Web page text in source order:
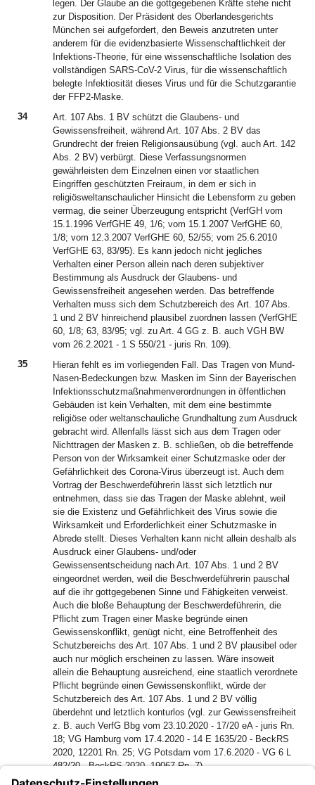
legen. Der Glaube an die gottgegebenen Kräfte stehe nicht
zur Disposition. Der Präsident des Oberlandesgerichts
München sei aufgefordert, den Beweis anzutreten unter
anderem für die evidenzbasierte Wissenschaftlichkeit der
Infektions-Theorie, für eine wissenschaftliche Isolation des
vollständigen SARS-CoV-2 Virus, für die wissenschaftlich
belegte Infektiosität dieses Virus und für die Schutzgarantie
der FFP2-Maske.
34
Art. 107 Abs. 1 BV schützt die Glaubens- und
Gewissensfreiheit, während Art. 107 Abs. 2 BV das
Grundrecht der freien Religionsausübung (vgl. auch Art. 142
Abs. 2 BV) verbürgt. Diese Verfassungsnormen
gewährleisten dem Einzelnen einen vor staatlichen
Eingriffen geschützten Freiraum, in dem er sich in
religiösweltanschaulicher Hinsicht die Lebensform zu geben
vermag, die seiner Überzeugung entspricht (VerfGH vom
15.1.1996 VerfGHE 49, 1/6; vom 15.1.2007 VerfGHE 60,
1/8; vom 12.3.2007 VerfGHE 60, 52/55; vom 25.6.2010
VerfGHE 63, 83/95). Es kann jedoch nicht jegliches
Verhalten einer Person allein nach deren subjektiver
Bestimmung als Ausdruck der Glaubens- und
Gewissensfreiheit angesehen werden. Das betreffende
Verhalten muss sich dem Schutzbereich des Art. 107 Abs.
1 und 2 BV hinreichend plausibel zuordnen lassen (VerfGHE
60, 1/8; 63, 83/95; vgl. zu Art. 4 GG z. B. auch VGH BW
vom 26.2.2021 - 1 S 550/21 - juris Rn. 109).
35
Hieran fehlt es im vorliegenden Fall. Das Tragen von Mund-
Nasen-Bedeckungen bzw. Masken im Sinn der Bayerischen
Infektionsschutzmaßnahmenverordnungen in öffentlichen
Gebäuden ist kein Verhalten, mit dem eine bestimmte
religiöse oder weltanschauliche Grundhaltung zum Ausdruck
gebracht wird. Allenfalls lässt sich aus dem Tragen oder
Nichttragen der Masken z. B. schließen, ob die betreffende
Person von der Wirksamkeit einer Schutzmaske oder der
Gefährlichkeit des Corona-Virus überzeugt ist. Auch dem
Vortrag der Beschwerdeführerin lässt sich letztlich nur
entnehmen, dass sie das Tragen der Maske ablehnt, weil
sie die Existenz und Gefährlichkeit des Virus sowie die
Wirksamkeit und Erforderlichkeit einer Schutzmaske in
Abrede stellt. Dieses Verhalten kann nicht allein deshalb als
Ausdruck einer Glaubens- und/oder
Gewissensentscheidung nach Art. 107 Abs. 1 und 2 BV
eingeordnet werden, weil die Beschwerdeführerin pauschal
auf die ihr gottgegebenen Sinne und Fähigkeiten verweist.
Auch die bloße Behauptung der Beschwerdeführerin, die
Pflicht zum Tragen einer Maske begründe einen
Gewissenskonflikt, genügt nicht, eine Betroffenheit des
Schutzbereichs des Art. 107 Abs. 1 und 2 BV plausibel oder
auch nur möglich erscheinen zu lassen. Wäre insoweit
allein die Behauptung ausreichend, eine staatlich verordnete
Pflicht begründe einen Gewissenskonflikt, würde der
Schutzbereich des Art. 107 Abs. 1 und 2 BV völlig
überdehnt und letztlich konturlos (vgl. zur Gewissensfreiheit
z. B. auch VerfG Bbg vom 23.10.2020 - 17/20 eA - juris Rn.
18; VG Hamburg vom 17.4.2020 - 14 E 1635/20 - BeckRS
2020, 12201 Rn. 25; VG Potsdam vom 17.6.2020 - VG 6 L
482/20 - BeckRS 2020, 19067 Rn. 7).